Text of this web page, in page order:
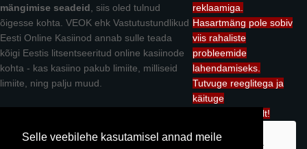
Selle veebilehe kasutamisel annad meile
mängimise seadeid, siis oled tulnud
õigesse kohta. VEOK ehk Vastutustundlikud
Eesti Online Kasiinod annab sulle teada
kõigi Eestis litsentseeritud online kasiinode
kohta - kas kasiino pakub limiite, milliseid
limiite, ning palju muud.
reklaamiga.
Hasartmäng pole sobiv
viis rahaliste
probleemide
lahendamiseks.
Tutvuge reeglitega ja
käituge
vastutustundlikult!
Vastutustundlikudkasiinod.com omanik on OÜ Mediacurse. Kuigi me